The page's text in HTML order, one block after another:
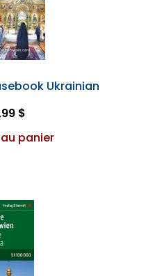
Ukrainian
$
panier